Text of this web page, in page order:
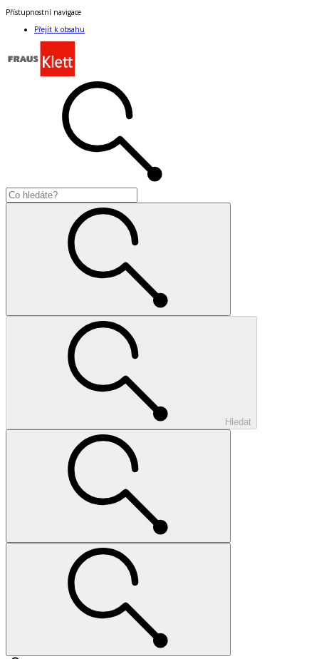
Přístupnostní navigace
Přejít k obsahu
Hledat